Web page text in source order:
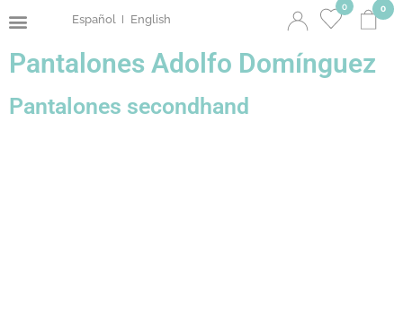
Español English
0 0
Pantalones Adolfo Domínguez
Pantalones secondhand